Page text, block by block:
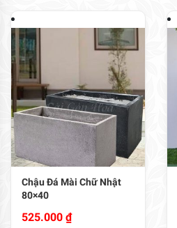
Chậu Đá Mài Chữ Nhật
80×40
525.000 ₫